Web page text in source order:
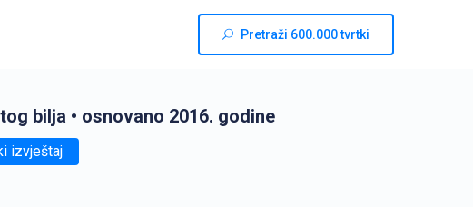
Pretraži 600.000 tvrtki
bilja • osnovano 2016. godine
izvještaj